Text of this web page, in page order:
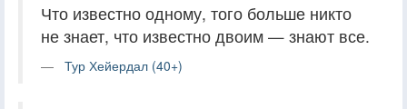
Что известно одному, того больше никто
не знает, что известно двоим — знают все.
Тур Хейердал (40+)